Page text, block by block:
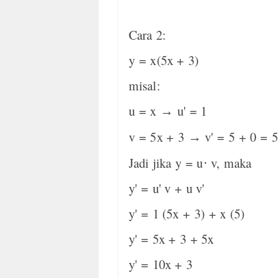
Cara 2:
y = x(5x + 3)
misal:
u = x → u' = 1
v = 5x + 3 → v' = 5 + 0 = 5
Jadi jika y = u⋅ v, maka
y' = u' v + u v'
y' = 1 (5x + 3) + x (5)
y' = 5x + 3 + 5x
y' = 10x + 3